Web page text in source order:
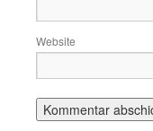
Website